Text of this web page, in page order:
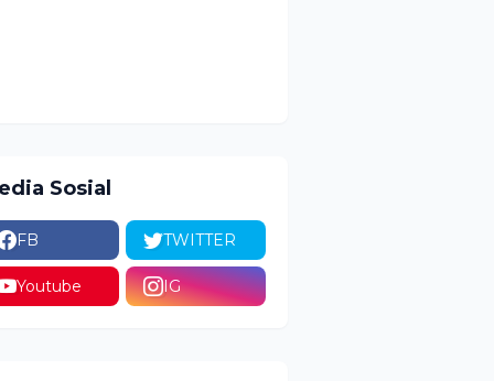
Sosial
FB TWITTER
Youtube IG